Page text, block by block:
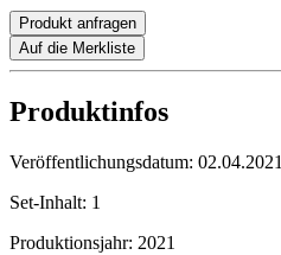
Produkt anfragen
Auf die Merkliste
Produktinfos
Veröffentlichungsdatum: 02.04.2021
Set-Inhalt: 1
Produktionsjahr: 2021